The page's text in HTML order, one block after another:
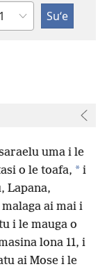
tafaʻilagi
Mataupu
uma i le
o le toafa, * i
Lapana,
malaga ai mai i
i le mauga o
lona 11, i
ai Mose i le